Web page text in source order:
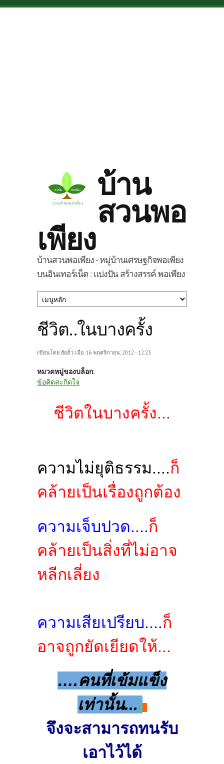
Skip to main content
บ้าน
สวนพอ
เพียง
บ้านสวนพอเพียง - หมู่บ้านเศรษฐกิจพอเพียง
บนอินเทอร์เน็ต : แบ่งปัน สร้างสรรค์ พอเพียง
ชีวิต..ในบางครั้ง
เขียนโดย ยัยอิ๋ว เมื่อ 16 พฤศจิกายน, 2012 - 12:23
หมวดหมู่ของบล็อก:
ข้อคิดสะกิดใจ
ชีวิตในบางครั้ง...
ความไม่ยุติธรรม....ก็
คล้ายเป็นเรื่องถูกต้อง
ความเจ็บปวด....ก็
คล้ายเป็นสิ่งที่ไม่อาจ
หลีกเลี่ยง
ความเสียเปรียบ....ก็
อาจถูกยัดเยียดให้...
….คนที่เข้มแข็ง
เท่านั้น....
จึงจะสามารถทนรับ
เอาไว้ได้